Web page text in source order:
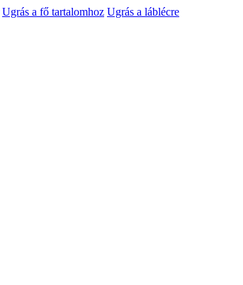
Ugrás a fő tartalomhoz Ugrás a láblécre